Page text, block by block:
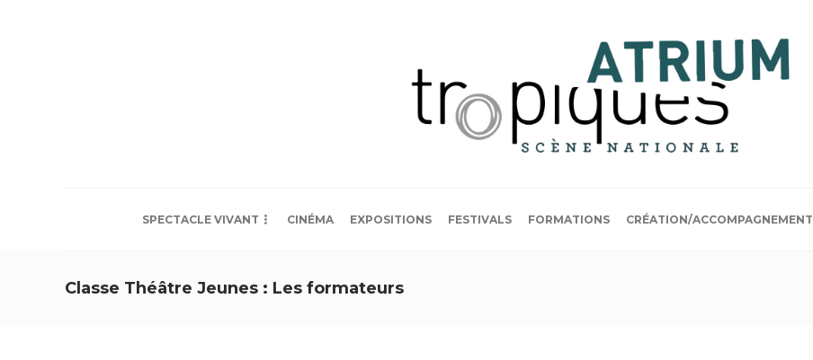
SPECTACLE VIVANT CINÉMA EXPOSITIONS FESTIVALS FORMATIONS CRÉATION/ACCOMPAGNEMENT
Classe Théâtre Jeunes : Les formateurs